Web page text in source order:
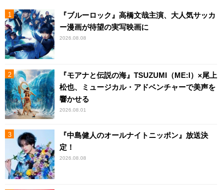
『ブルーロック』高橋文哉主演、大人気サッカ
ー漫画が待望の実写映画に
2026.08.08
『モアナと伝説の海』TSUZUMI（ME:I）×尾上
松也、ミュージカル・アドベンチャーで美声を
響かせる
2026.08.01
『中島健人のオールナイトニッポン』放送決
定！
2026.08.08